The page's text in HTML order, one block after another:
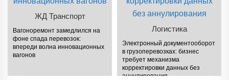
ЖД Транспорт
Вагоноремонт замедлился на
фоне спада перевозок:
впереди волна инновационных
вагонов
Логистика
Электронный документооборот
в грузоперевозках: бизнес
требует механизма
корректировки данных без
аннулирования